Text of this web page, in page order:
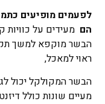
לפעמים מופיעים
הם מעידים על כוויות
הבשר מוקפא למשך
ראוי למאכל,
הבשר המקולקל יכול
מעיים שונות כולל